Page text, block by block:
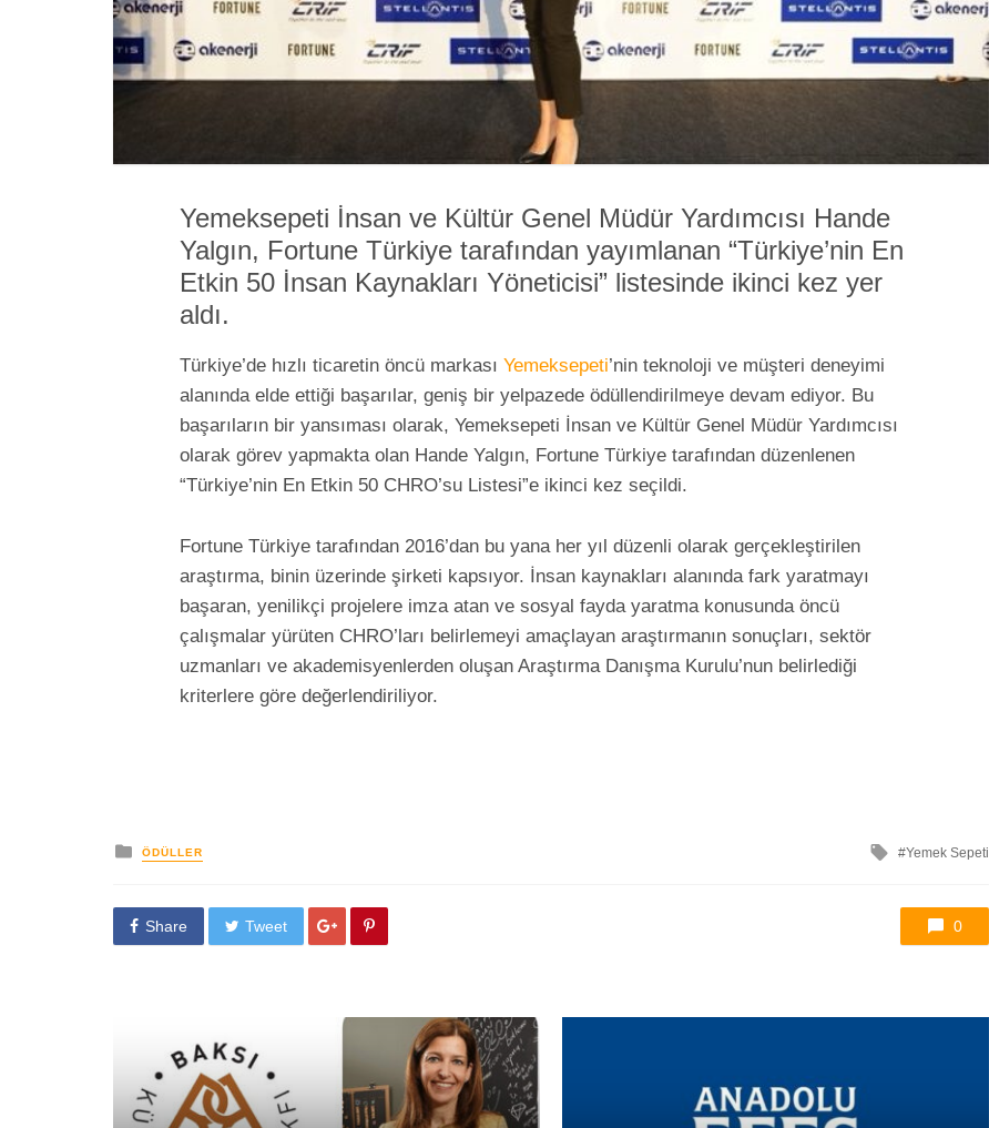
Yemeksepeti İnsan ve Kültür Genel Müdür Yardımcısı Hande
Yalgın, Fortune Türkiye tarafından yayımlanan “Türkiye’nin En
Etkin 50 İnsan Kaynakları Yöneticisi” listesinde ikinci kez yer
aldı.
Türkiye’de hızlı ticaretin öncü markası Yemeksepeti’nin teknoloji ve müşteri deneyimi
alanında elde ettiği başarılar, geniş bir yelpazede ödüllendirilmeye devam ediyor. Bu
başarıların bir yansıması olarak, Yemeksepeti İnsan ve Kültür Genel Müdür Yardımcısı
olarak görev yapmakta olan Hande Yalgın, Fortune Türkiye tarafından düzenlenen
“Türkiye’nin En Etkin 50 CHRO’su Listesi”e ikinci kez seçildi.
Fortune Türkiye tarafından 2016’dan bu yana her yıl düzenli olarak gerçekleştirilen
araştırma, binin üzerinde şirketi kapsıyor. İnsan kaynakları alanında fark yaratmayı
başaran, yenilikçi projelere imza atan ve sosyal fayda yaratma konusunda öncü
çalışmalar yürüten CHRO’ları belirlemeyi amaçlayan araştırmanın sonuçları, sektör
uzmanları ve akademisyenlerden oluşan Araştırma Danışma Kurulu’nun belirlediği
kriterlere göre değerlendiriliyor.
yayınlanan
ÖDÜLLER
ileYemek Sepeti
Share Tweet 0